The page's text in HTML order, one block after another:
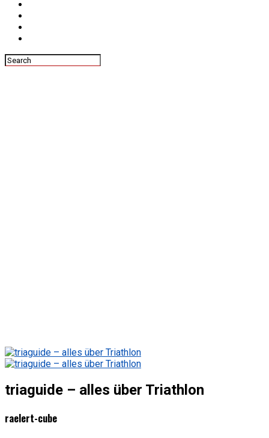
triaguide – alles über Triathlon
raelert-cube